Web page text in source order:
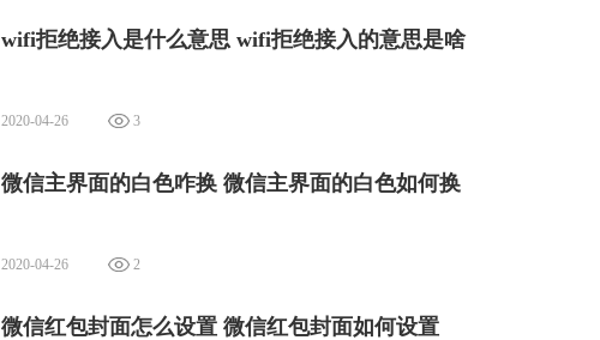
wifi拒绝接入是什么意思 wifi拒绝接入的意思是啥
2020-04-26 3
微信主界面的白色咋换 微信主界面的白色如何换
2020-04-26 2
微信红包封面怎么设置 微信红包封面如何设置